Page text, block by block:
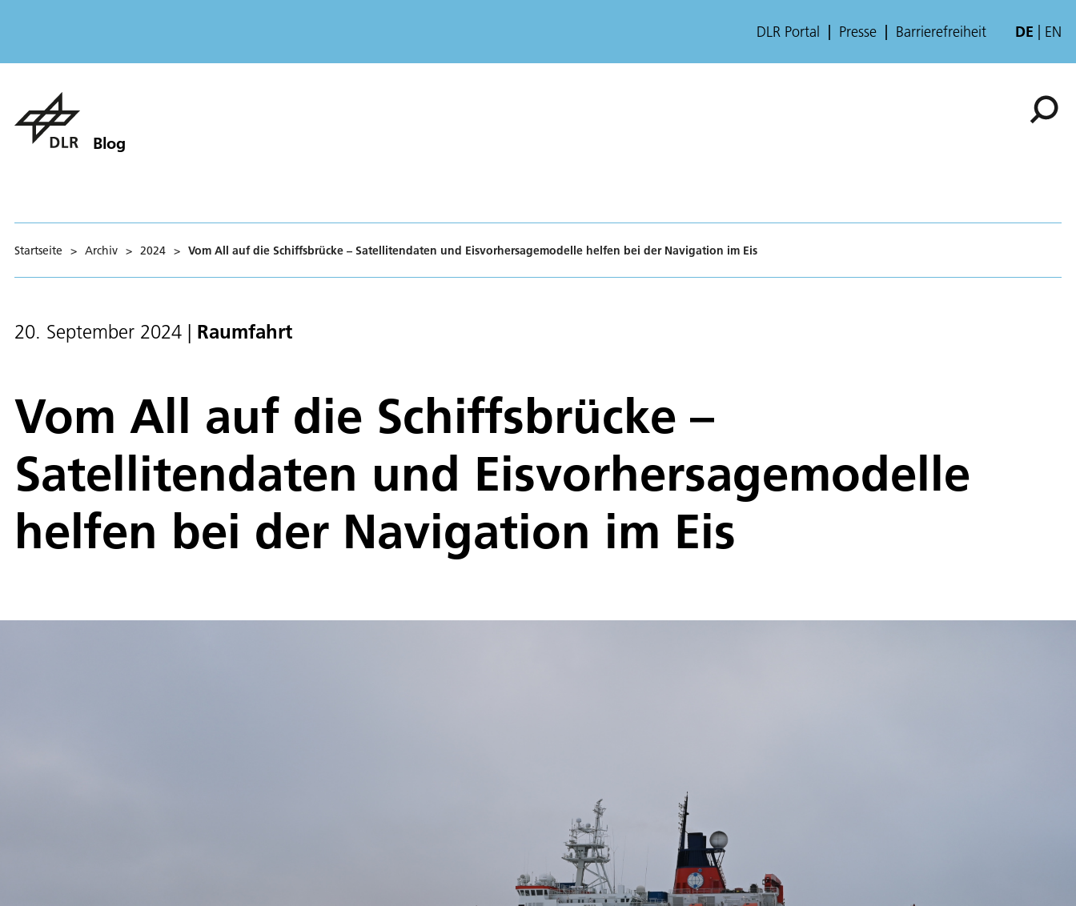
DLR Portal Presse Barrierefreiheit DE EN
Blog
Startseite > Archiv > 2024 > Vom All auf die Schiffsbrücke – Satellitendaten und Eisvorhersagemodelle helfen bei der Navigation im Eis
20. September 2024 | Raumfahrt
Vom All auf die Schiffsbrücke –
Satellitendaten und Eisvorhersagemodelle
helfen bei der Navigation im Eis